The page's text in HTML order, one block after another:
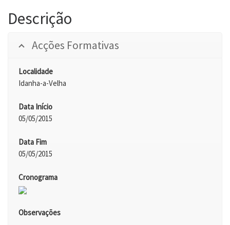
Descrição
Acções Formativas
Localidade
Idanha-a-Velha
Data Início
05/05/2015
Data Fim
05/05/2015
Cronograma
Observações